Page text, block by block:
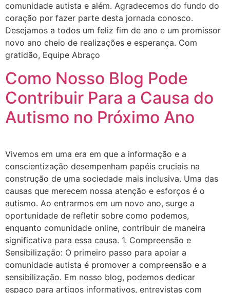
comunidade autista e além. Agradecemos do fundo do
coração por fazer parte desta jornada conosco.
Desejamos a todos um feliz fim de ano e um promissor
novo ano cheio de realizações e esperança. Com
gratidão, Equipe Abraço
Como Nosso Blog Pode
Contribuir Para a Causa do
Autismo no Próximo Ano
Vivemos em uma era em que a informação e a
conscientização desempenham papéis cruciais na
construção de uma sociedade mais inclusiva. Uma das
causas que merecem nossa atenção e esforços é o
autismo. Ao entrarmos em um novo ano, surge a
oportunidade de refletir sobre como podemos,
enquanto comunidade online, contribuir de maneira
significativa para essa causa. 1. Compreensão e
Sensibilização: O primeiro passo para apoiar a
comunidade autista é promover a compreensão e a
sensibilização. Em nosso blog, podemos dedicar
espaço para artigos informativos, entrevistas com